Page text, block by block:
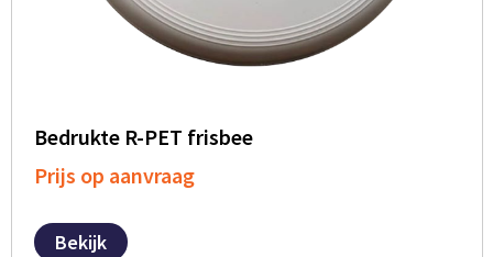
Bedrukte R-PET frisbee
Prijs op aanvraag
Bekijk